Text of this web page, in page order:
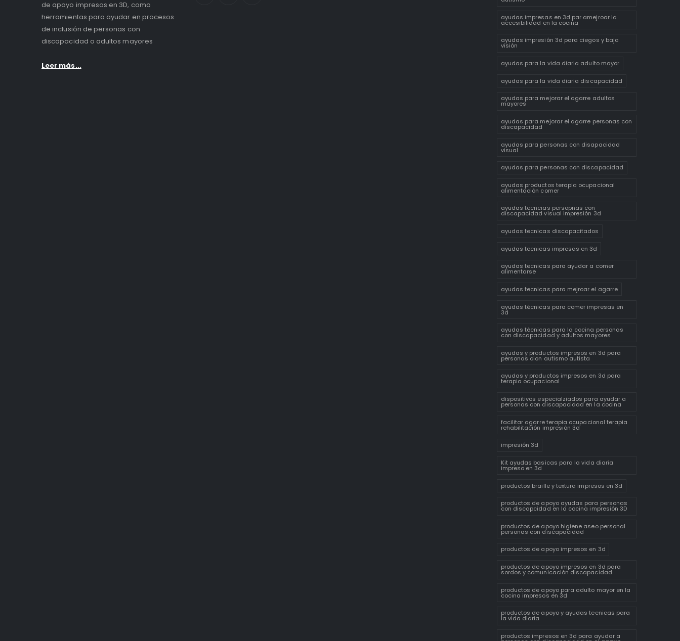
de apoyo impresos en 3D, como
herramientas para ayudar en procesos
de inclusión de personas con
discapacidad o adultos mayores
Leer más...
ayudas impresas en 3d par amejroar la
accesibilidad en la cocina
ayudas impresión 3d para ciegos y baja
visión
ayudas para la vida diaria adulto mayor
ayudas para la vida diaria discapacidad
ayudas para mejorar el agarre adultos
mayores
ayudas para mejorar el agarre personas con
discapacidad
ayudas para personas con disapacidad
visual
ayudas para personas con discapacidad
ayudas productos terapia ocupacional
alimentación comer
ayudas tecncias persopnas con
discapacidad visual impresión 3d
ayudas tecnicas discapacitados
ayudas tecnicas impresas en 3d
ayudas tecnicas para ayudar a comer
alimentarse
ayudas tecnicas para mejroar el agarre
ayudas técnicas para comer impresas en
3d
ayudas técnicas para la cocina personas
con discapacidad y adultos mayores
ayudas y productos impresos en 3d para
personas cion autismo autista
ayudas y productos impresos en 3d para
terapia ocupacional
dispositivos especialziados para ayudar a
personas con discapacidad en la cocina
facilitar agarre terapia ocupacional terapia
rehabilitación impresión 3d
impresión 3d
Kit ayudas basicas para la vida diaria
impreso en 3d
productos braille y textura impresos en 3d
productos de apoyo ayudas para personas
con discapcidad en la cocina impresión 3D
productos de apoyo higiene aseo personal
personas con discapacidad
productos de apoyo impresos en 3d
productos de apoyo impresos en 3d para
sordos y comunicación discapacidad
productos de apoyo para adulto mayor en la
cocina impresos en 3d
productos de apoyo y ayudas tecnicas para
la vida diaria
productos impresos en 3d para ayudar a